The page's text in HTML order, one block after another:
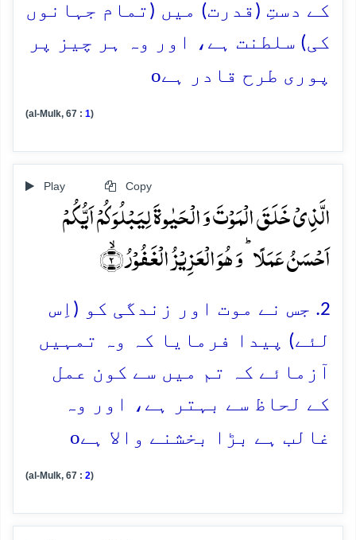
کے دستِ (قدرت) میں (تمام جہانوں
کی) سلطنت ہے، اور وہ ہر چیز پر
پوری طرح قادر ہےo
(al-Mulk, 67 : 1)
Play Copy
الَّذِیۡ خَلَقَ الۡمَوۡتَ وَ الۡحَیٰوۃَ لِیَبۡلُوَکُمۡ اَیُّکُمۡ
اَحۡسَنُ عَمَلًا ؕ وَ ہُوَ الۡعَزِیۡزُ الۡغَفُوۡرُ ۙ﴿۲﴾
2. جس نے موت اور زندگی کو (اِس
لئے) پیدا فرمایا کہ وہ تمہیں
آزمائے کہ تم میں سے کون عمل
کے لحاظ سے بہتر ہے، اور وہ
غالب ہے بڑا بخشنے والا ہےo
(al-Mulk, 67 : 2)